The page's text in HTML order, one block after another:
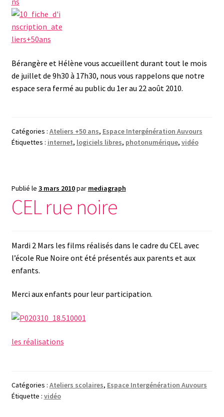
Bérangère et Hélène vous accueillent durant tout le mois
de juillet de 9h30 à 17h30, nous vous rappelons que notre
espace sera fermé au public du 1er au 22 août 2010.
Catégories : Ateliers +50 ans, Espace Intergénération Auvours
Étiquettes : internet, logiciels libres, photonumérique, vidéo
Publié le 3 mars 2010par mediagraph
CEL rue noire
Mardi 2 Mars les films réalisés dans le cadre du CEL avec
l’école Rue Noire ont été présentés aux parents et aux
enfants.
Merci aux enfants pour leur participation.
les réalisations
Catégories : Ateliers scolaires, Espace Intergénération Auvours
Étiquette : vidéo